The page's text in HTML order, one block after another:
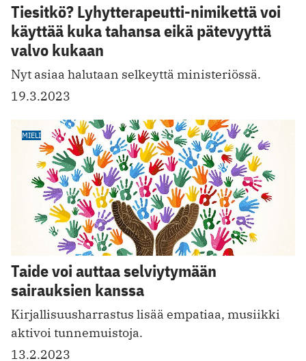
Tiesitkö? Lyhytterapeutti-nimikettä voi
käyttää kuka tahansa eikä pätevyyttä
valvo kukaan
Nyt asiaa halutaan selkeyttä ministeriössä.
19.3.2023
MIELI
Taide voi auttaa selviytymään
sairauksien kanssa
Kirjallisuusharrastus lisää empatiaa, musiikki
aktivoi tunnemuistoja.
13.2.2023